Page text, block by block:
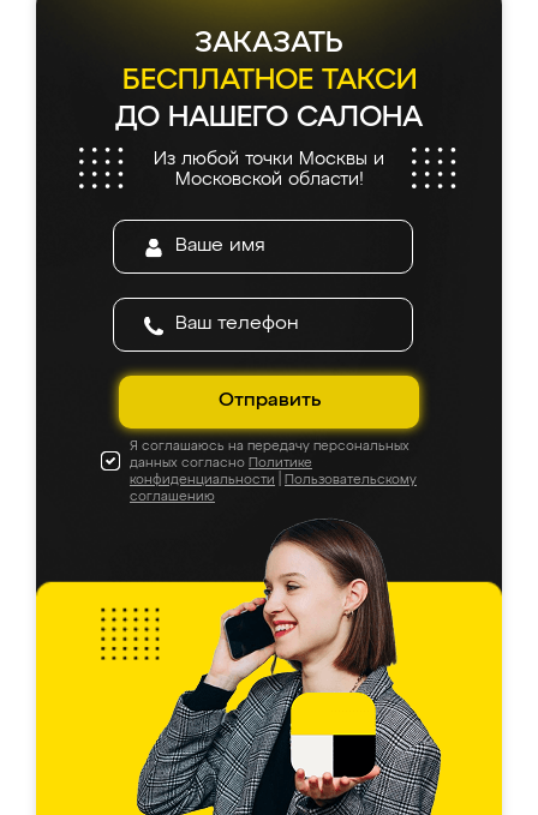
ЗАКАЗАТЬ
БЕСПЛАТНОЕ ТАКСИ
ДО НАШЕГО САЛОНА
Из любой точки Москвы и
Московской области!
Отправить
Я соглашаюсь на передачу персональных
данных согласно Политике
конфиденциальности
Пользовательскому
соглашению